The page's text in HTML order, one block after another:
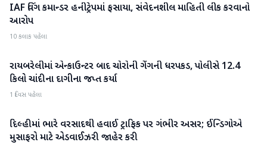
રાષ્ટ્રીય
IAF વિંગ કમાન્ડર હનીટ્રેપમાં ફસાયા, સંવેદનશીલ માહિતી લીક કરવાનો
આરોપ
10 કલાક પહેલા
રાષ્ટ્રીય
રાયબરેલીમાં એન્કાઉન્ટર બાદ ચોરોની ગેંગની ધરપકડ, પોલીસે 12.4
કિલો ચાંદીના દાગીના જપ્ત કર્યા
1 દિવસ પહેલા
રાષ્ટ્રીય
દિલ્હીમાં ભારે વરસાદથી હવાઈ ટ્રાફિક પર ગંભીર અસર; ઈન્ડિગોએ
મુસાફરો માટે એડવાઈઝરી જાહેર કરી